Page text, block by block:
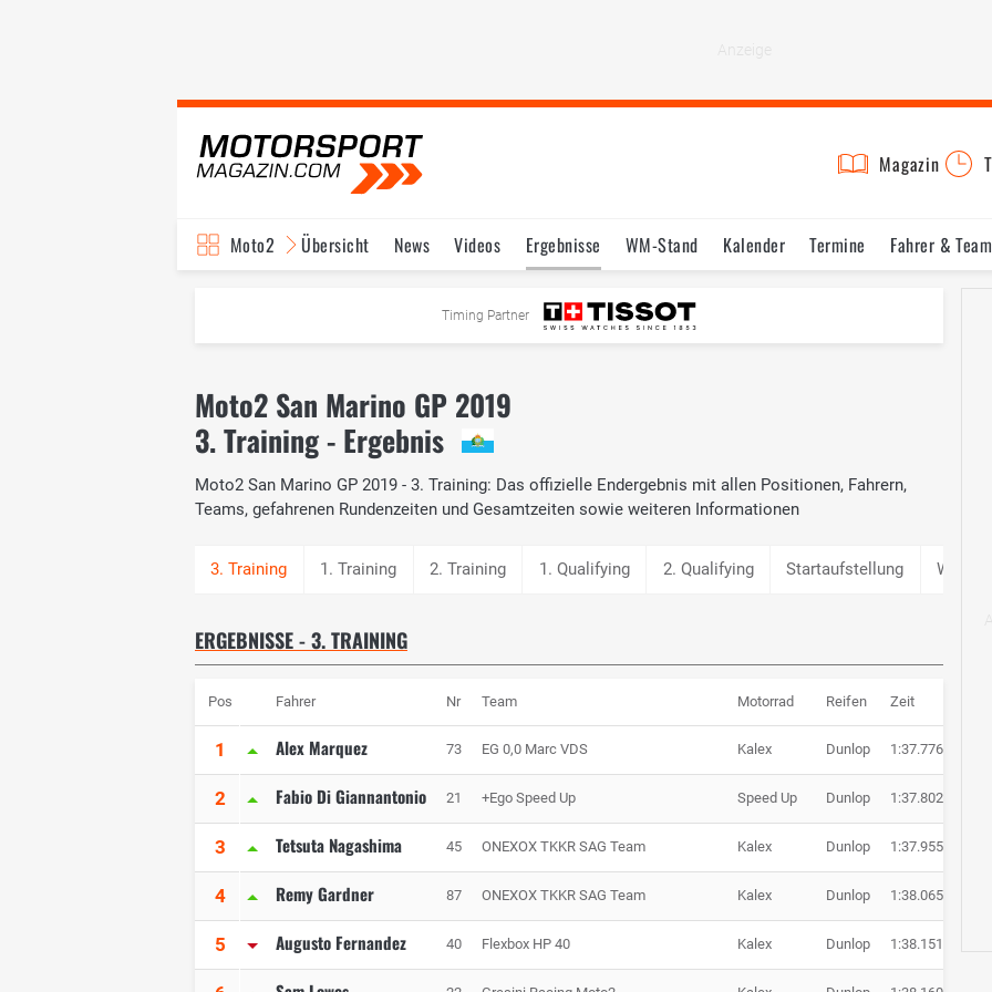
Magazin
Moto2 Übersicht News Videos Ergebnisse WM-Stand Kalender Termine Fahrer &
Timing Partner
Moto2 San Marino GP 2019
3. Training - Ergebnis
Moto2 San Marino GP 2019 - 3. Training: Das offizielle Endergebnis mit allen Positionen, Fahrern,
Teams, gefahrenen Rundenzeiten und Gesamtzeiten sowie weiteren Informationen
1. Training 2. Training 1. Qualifying 2. Qualifying Startaufstellung Warm
ERGEBNISSE - 3. TRAINING
Pos Fahrer Nr Team Motorrad Reifen Zeit
1 Alex Marquez 73 EG 0,0 Marc VDS Kalex Dunlop 1:37.776
2 Fabio Di Giannantonio 21 +Ego Speed Up Speed Up Dunlop 1:37.802
3 Tetsuta Nagashima 45 ONEXOX TKKR SAG Team Kalex Dunlop 1:37.955
4 Remy Gardner 87 ONEXOX TKKR SAG Team Kalex Dunlop 1:38.065
5 Augusto Fernandez 40 Flexbox HP 40 Kalex Dunlop 1:38.151